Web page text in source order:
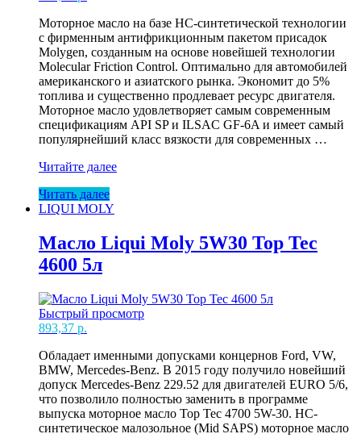
Моторное масло на базе HC-синтетической технологии
с фирменным антифрикционным пакетом присадок
Molygen, созданным на основе новейшей технологии
Molecular Friction Control. Оптимально для автомобилей
американского и азиатского рынка. Экономит до 5%
топлива и существенно продлевает ресурс двигателя.
Моторное масло удовлетворяет самым современным
спецификациям API SP и ILSAC GF-6A и имеет самый
популярнейший класс вязкости для современных …
Масло
Moly
5W30
NG
4л
Читайте далее
Читать далее
LIQUI MOLY
Масло Liqui Moly 5W30 Top Tec
4600 5л
Быстрый просмотр
893,37 р.
Обладает именными допусками концернов Ford, VW,
BMW, Mercedes-Benz. В 2015 году получило новейший
допуск Mercedes-Benz 229.52 для двигателей EURO 5/6,
что позволило полностью заменить в программе
выпуска моторное масло Top Tec 4700 5W-30. HC-
синтетическое малозольное (Mid SAPS) моторное масло